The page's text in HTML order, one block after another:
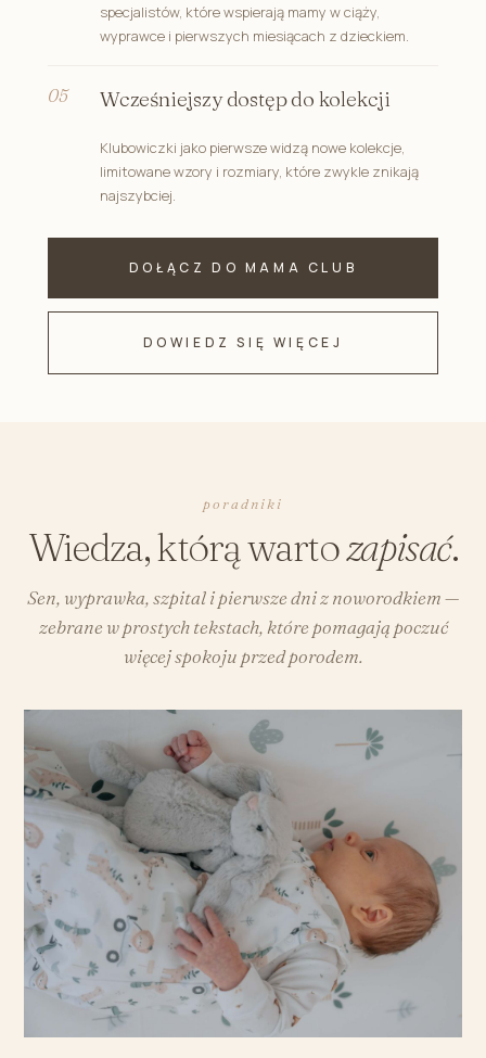
specjalistów, które wspierają mamy w ciąży,
wyprawce i pierwszych miesiącach z dzieckiem.
Wcześniejszy dostęp do kolekcji
Klubowiczki jako pierwsze widzą nowe kolekcje,
limitowane wzory i rozmiary, które zwykle znikają
najszybciej.
DOŁĄCZ DO MAMA CLUB
DOWIEDZ SIĘ WIĘCEJ
poradniki
Wiedza, którą wartozapisać.
Sen, wyprawka, szpital i pierwsze dni z noworodkiem —
zebrane w prostych tekstach, które pomagają poczuć
więcej spokoju przed porodem.